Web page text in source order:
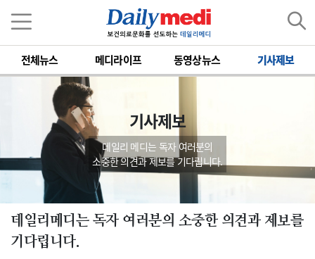
전체뉴스 메디라이프 동영상뉴스 기사제보
기사제보
데일리 메디는 독자 여러분의
소중한 의견과 제보를 기다립니다.
데일리메디는 독자 여러분의 소중한 의견과 제보를
기다립니다.